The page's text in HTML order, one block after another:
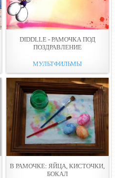
DIDDLLE - РАМОЧКА ПОД
ПОЗДРАВЛЕНИЕ
МУЛЬТФИЛЬМЫ
В РАМОЧКЕ: ЯЙЦА, КИСТОЧКИ,
БОКАЛ